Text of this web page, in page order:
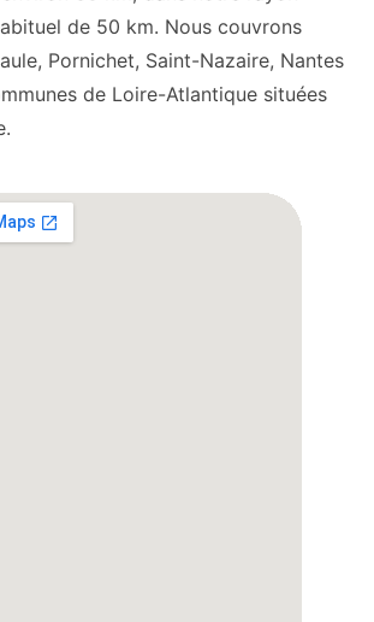
de 50 km. Nous couvrons
Pornichet, Saint-Nazaire, Nantes
de Loire-Atlantique situées